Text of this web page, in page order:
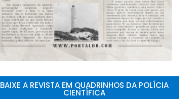
BAIXE A REVISTA EM QUADRINHOS DA POLÍCIA
CIENTÍFICA